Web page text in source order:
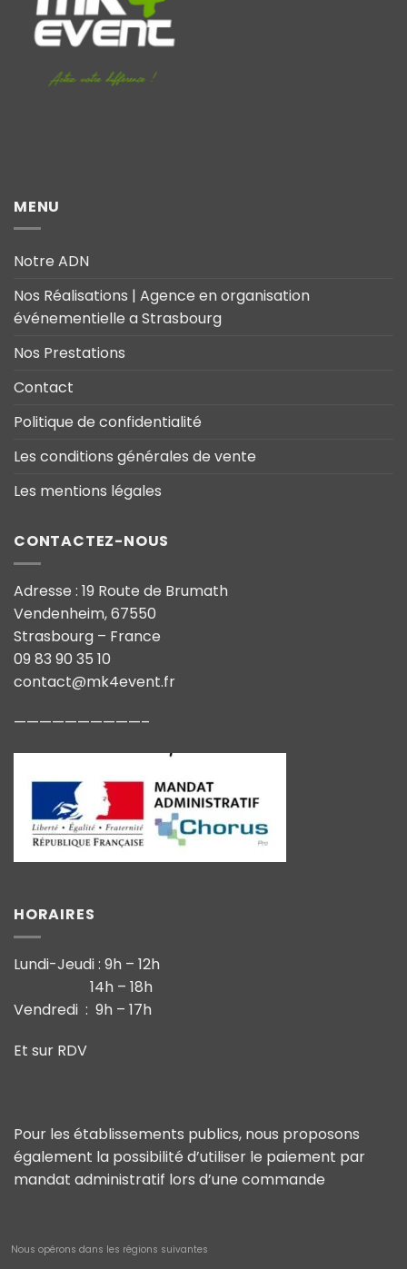
MENU
Notre ADN
Nos Réalisations | Agence en organisation
événementielle a Strasbourg
Nos Prestations
Contact
Politique de confidentialité
Les conditions générales de vente
Les mentions légales
CONTACTEZ-NOUS
Adresse : 19 Route de Brumath
Vendenheim, 67550
Strasbourg – France
09 83 90 35 10
contact@mk4event.fr
——————————–
HORAIRES
Lundi-Jeudi : 9h – 12h
14h – 18h
Vendredi : 9h – 17h
Et sur RDV
Pour les établissements publics, nous proposons
également la possibilité d’utiliser le paiement par
mandat administratif lors d’une commande
Nous opérons dans les régions suivantes